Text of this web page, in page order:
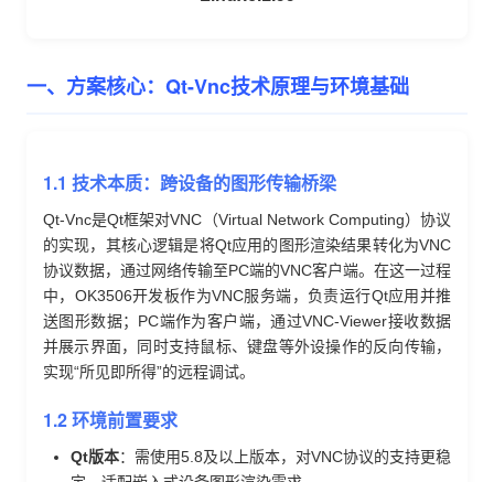
一、方案核心：Qt-Vnc技术原理与环境基础
1.1 技术本质：跨设备的图形传输桥梁
Qt-Vnc是Qt框架对VNC（Virtual Network Computing）协议
的实现，其核心逻辑是将Qt应用的图形渲染结果转化为VNC
协议数据，通过网络传输至PC端的VNC客户端。在这一过程
中，OK3506开发板作为VNC服务端，负责运行Qt应用并推
送图形数据；PC端作为客户端，通过VNC-Viewer接收数据
并展示界面，同时支持鼠标、键盘等外设操作的反向传输，
实现“所见即所得”的远程调试。
1.2 环境前置要求
Qt版本：需使用5.8及以上版本，对VNC协议的支持更稳